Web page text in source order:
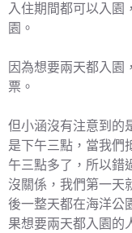
入住期間都可以入園
園。
因為想要兩天都入園
票。
但小涵沒有注意到的
是下午三點，當我們
午三點多了，所以錯
沒關係，我們第一天
後一整天都在海洋公
果想要兩天都入園的